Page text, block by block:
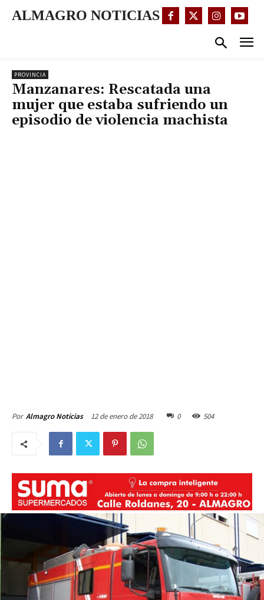
ALMAGRO NOTICIAS
PROVINCIA
Manzanares: Rescatada una
mujer que estaba sufriendo un
episodio de violencia machista
Por Almagro Noticias 12 de enero de 2018 0 504